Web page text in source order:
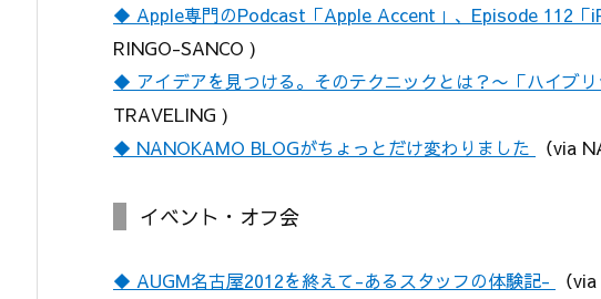
◆ Apple専門のPodcast「Apple Accent」、Episode 112「
RINGO-SANCO )
◆ アイデアを見つける。そのテクニックとは？〜「ハイブ
TRAVELING )
◆ NANOKAMO BLOGがちょっとだけ変わりました
（via
イベント・オフ会
◆ AUGM名古屋2012を終えて-あるスタッフの体験記-
（